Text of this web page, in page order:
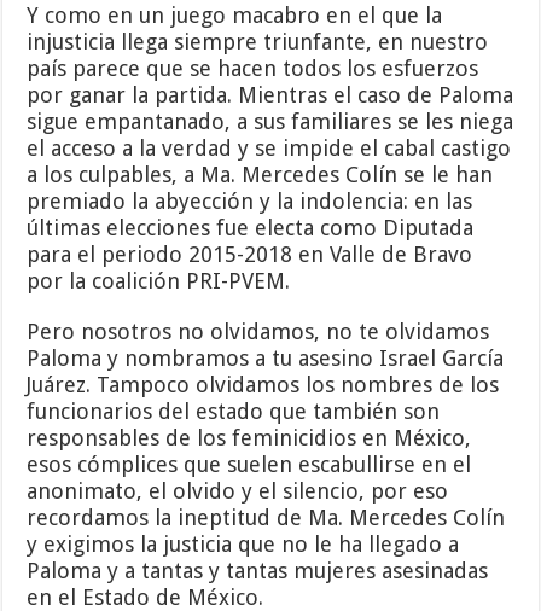
Y como en un juego macabro en el que la
injusticia llega siempre triunfante, en nuestro
país parece que se hacen todos los esfuerzos
por ganar la partida. Mientras el caso de Paloma
sigue empantanado, a sus familiares se les niega
el acceso a la verdad y se impide el cabal castigo
a los culpables, a Ma. Mercedes Colín se le han
premiado la abyección y la indolencia: en las
últimas elecciones fue electa como Diputada
para el periodo 2015-2018 en Valle de Bravo
por la coalición PRI-PVEM.
Pero nosotros no olvidamos, no te olvidamos
Paloma y nombramos a tu asesino Israel García
Juárez. Tampoco olvidamos los nombres de los
funcionarios del estado que también son
responsables de los feminicidios en México,
esos cómplices que suelen escabullirse en el
anonimato, el olvido y el silencio, por eso
recordamos la ineptitud de Ma. Mercedes Colín
y exigimos la justicia que no le ha llegado a
Paloma y a tantas y tantas mujeres asesinadas
en el Estado de México.